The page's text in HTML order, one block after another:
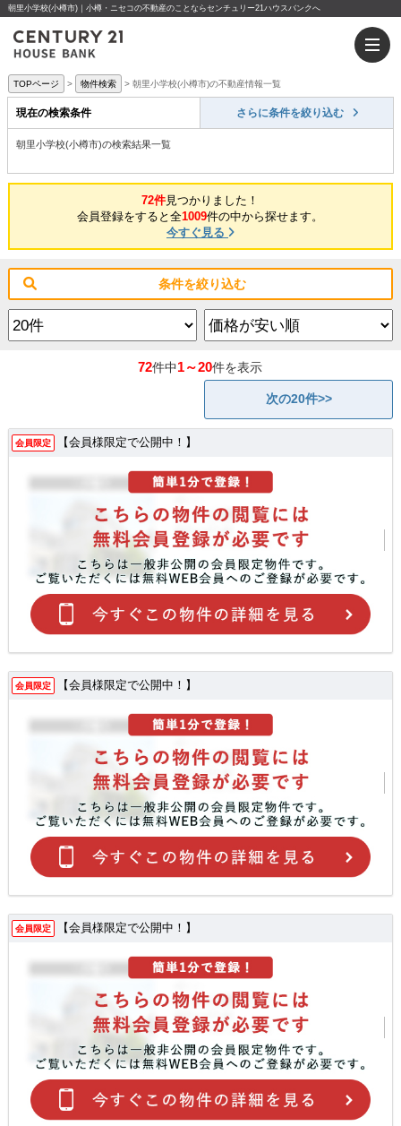
朝里小学校(小樽市)｜小樽・ニセコの不動産のことならセンチュリー21ハウスバンクへ
TOPページ 物件検索 朝里小学校(小樽市)の不動産情報一覧
現在の検索条件 さらに条件を絞り込む
朝里小学校(小樽市)の検索結果一覧
72件見つかりました！
会員登録をすると全1009件の中から探せます。
今すぐ見る
条件を絞り込む
72件中1～20件を表示
次の20件>>
会員限定 【会員様限定で公開中！】
会員限定 【会員様限定で公開中！】
会員限定 【会員様限定で公開中！】